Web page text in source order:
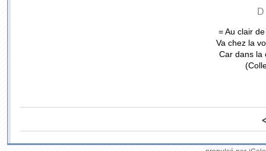
= Au clair
Va chez la
Car dans la